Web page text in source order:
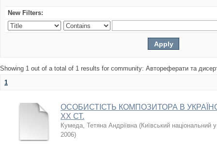
New Filters:
Showing 1 out of a total of 1 results for community: Автореферати та
1
ОСОБИСТІСТЬ КОМПОЗИТОРА В
ХХ СТ.
Кумеда, Тетяна Андріївна (Київський національний
2006)